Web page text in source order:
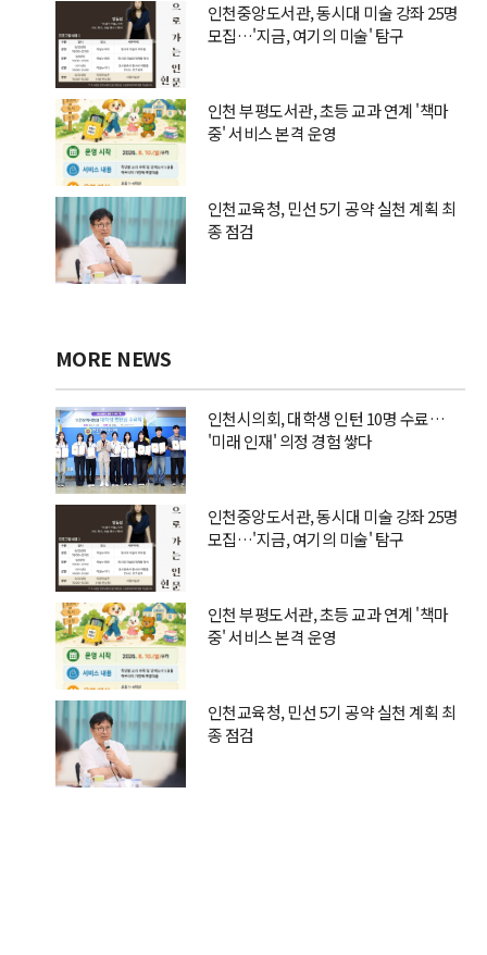
인천중앙도서관, 동시대 미술 강좌 25명
모집…'지금, 여기의 미술' 탐구
인천 부평도서관, 초등 교과 연계 '책마
중' 서비스 본격 운영
인천교육청, 민선 5기 공약 실천 계획 최
종 점검
MORE NEWS
인천시의회, 대학생 인턴 10명 수료…
'미래 인재' 의정 경험 쌓다
인천중앙도서관, 동시대 미술 강좌 25명
모집…'지금, 여기의 미술' 탐구
인천 부평도서관, 초등 교과 연계 '책마
중' 서비스 본격 운영
인천교육청, 민선 5기 공약 실천 계획 최
종 점검